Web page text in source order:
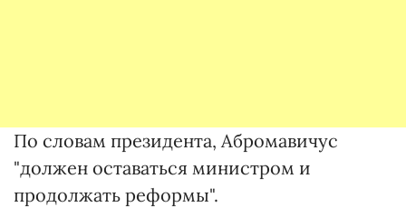
По словам президента, Абромавичус
"должен оставаться министром и
продолжать реформы".